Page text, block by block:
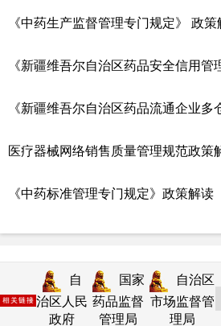
《中药生产监督管理专门规定》 政策
医疗器械网络销售质量管理规范政策
《中药标准管理专门规定》政策解读
自
治区人民
政府
国家
药品监督
管理局
自治区
市场监督管
理局